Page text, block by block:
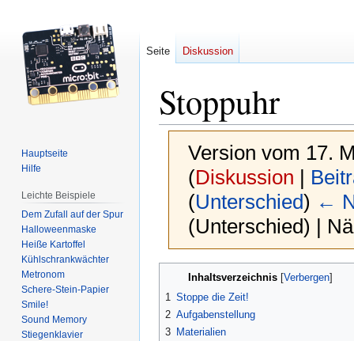
Stoppuhr
Version vom 17.
(Diskussion |
(Unterschied) ←
(Unterschied) |
springen
springen
Inhaltsverzeichnis
1 Stoppe die Zeit!
2 Aufgabenstellung
3 Materialien
Seite Diskussion
Hauptseite
Hilfe
Leichte Beispiele
Dem Zufall auf der Spur
Halloweenmaske
Heiße Kartoffel
Kühlschrankwächter
Metronom
Schere-Stein-Papier
Smile!
Sound Memory
Stiegenklavier